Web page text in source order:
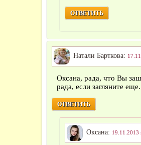
ОТВЕТИТЬ
Натали Барткова:
Оксана, рада, что Вы
рада, если загляните
ОТВЕТИТЬ
Оксана: 19.11.2013